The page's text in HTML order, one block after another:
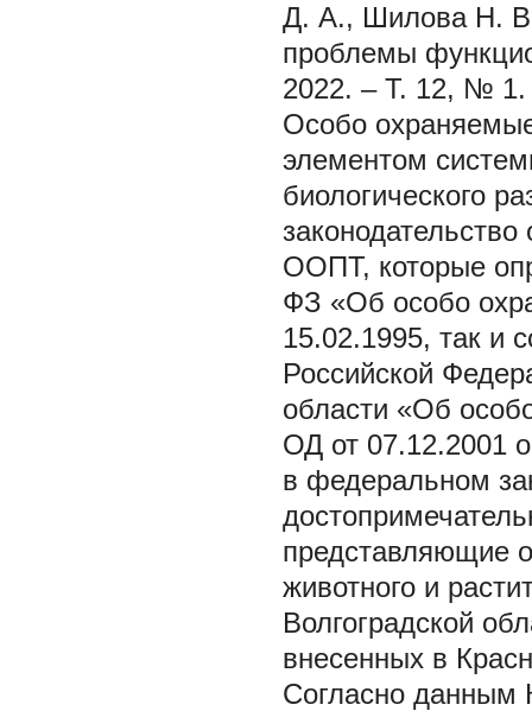
Д. А., Шилова Н.
проблемы
2022. – Т. 12, №
Особо
элементом
биологического
законодательство
ООПТ, которые
ФЗ «Об особо
15.02.1995, так и
Российской
области «Об
ОД от 07.12.2001
в федеральном
представляющие
животного и
Волгоградской
внесенных в
Согласно данным